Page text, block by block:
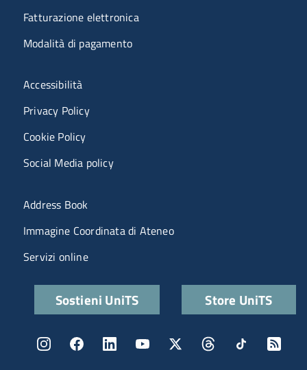
Fatturazione elettronica
Modalità di pagamento
Menù riferimenti
Accessibilità
Privacy Policy
Cookie Policy
Social Media policy
Menu portale
Address Book
Immagine Coordinata di Ateneo
Servizi online
Quick linksSostieni UniTS Store UniTS
Menu social